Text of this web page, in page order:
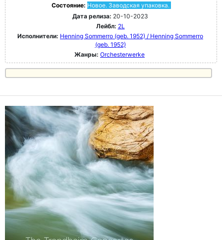
Состояние: Новое. Заводская упаковка.
Дата релиза: 20-10-2023
Лейбл: 2L
Исполнители: Henning Sommerro (geb. 1952) / Henning Sommerro
(geb. 1952)
Жанры: Orchesterwerke